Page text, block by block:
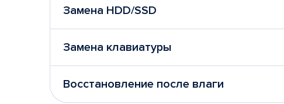
Замена HDD/SSD
Замена клавиатуры
Восстановление после влаги